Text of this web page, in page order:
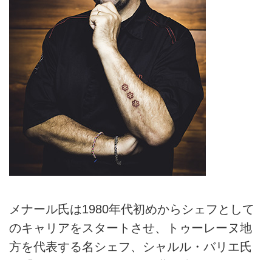
メナール氏は1980年代初めからシェフとして
のキャリアをスタートさせ、トゥーレーヌ地
方を代表する名シェフ、シャルル・バリエ氏